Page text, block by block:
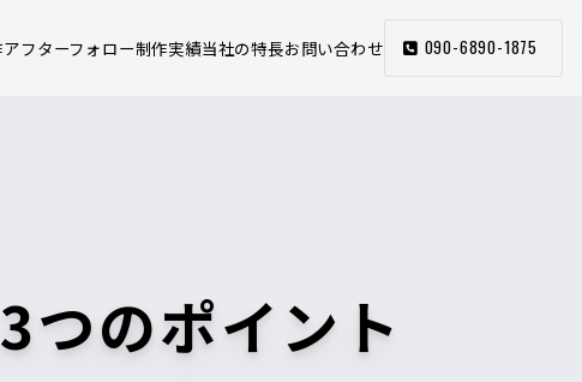
アフターフォロー制作実績当社の特長お問い合わせ 090-6890-1875
つのポイント